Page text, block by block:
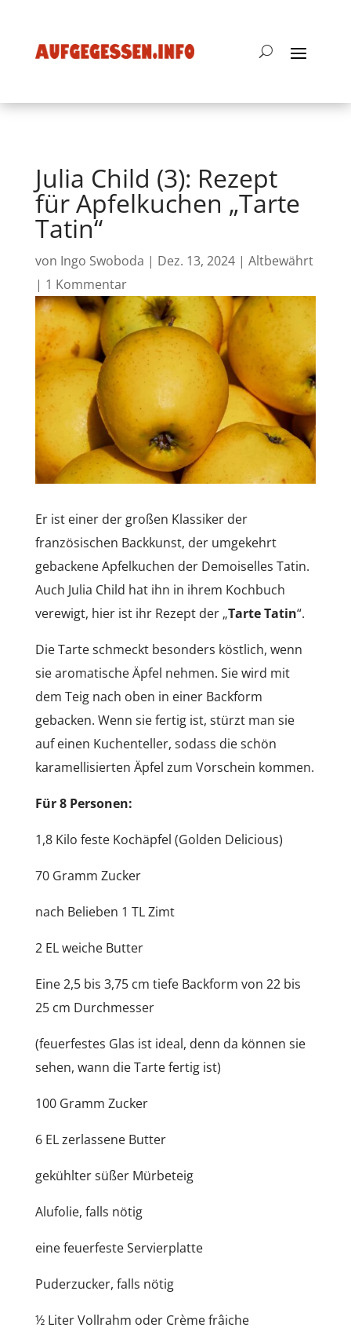
Julia Child (3): Rezept
für Apfelkuchen „Tarte
Tatin“
von Ingo Swoboda | Dez. 13, 2024| Altbewährt
| 1 Kommentar
Er ist einer der großen Klassiker der
französischen Backkunst, der umgekehrt
gebackene Apfelkuchen der Demoiselles Tatin.
Auch Julia Child hat ihn in ihrem Kochbuch
verewigt, hier ist ihr Rezept der „Tarte Tatin“.
Die Tarte schmeckt besonders köstlich, wenn
sie aromatische Äpfel nehmen. Sie wird mit
dem Teig nach oben in einer Backform
gebacken. Wenn sie fertig ist, stürzt man sie
auf einen Kuchenteller, sodass die schön
karamellisierten Äpfel zum Vorschein kommen.
Für 8 Personen:
1,8 Kilo feste Kochäpfel (Golden Delicious)
70 Gramm Zucker
nach Belieben 1 TL Zimt
2 EL weiche Butter
Eine 2,5 bis 3,75 cm tiefe Backform von 22 bis
25 cm Durchmesser
(feuerfestes Glas ist ideal, denn da können sie
sehen, wann die Tarte fertig ist)
100 Gramm Zucker
6 EL zerlassene Butter
gekühlter süßer Mürbeteig
Alufolie, falls nötig
eine feuerfeste Servierplatte
Puderzucker, falls nötig
½ Liter Vollrahm oder Crème frâiche